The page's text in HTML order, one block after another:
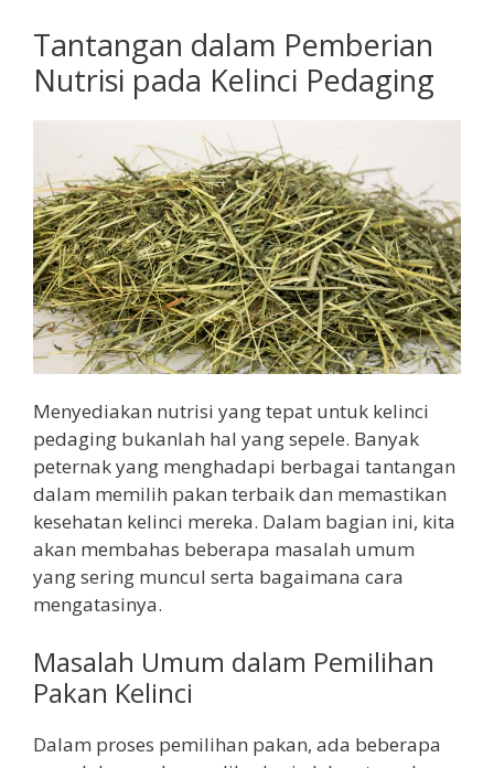
Tantangan dalam Pemberian
Nutrisi pada Kelinci Pedaging
Menyediakan nutrisi yang tepat untuk kelinci
pedaging bukanlah hal yang sepele. Banyak
peternak yang menghadapi berbagai tantangan
dalam memilih pakan terbaik dan memastikan
kesehatan kelinci mereka. Dalam bagian ini, kita
akan membahas beberapa masalah umum
yang sering muncul serta bagaimana cara
mengatasinya.
Masalah Umum dalam Pemilihan
Pakan Kelinci
Dalam proses pemilihan pakan, ada beberapa